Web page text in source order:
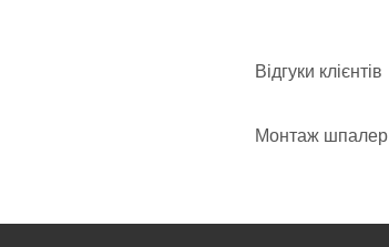
Відгуки клієнтів
Монтаж шпалер